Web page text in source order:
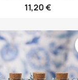
11,20 €